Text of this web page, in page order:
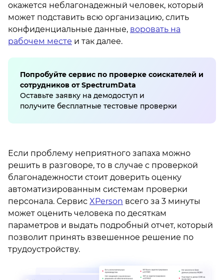
окажется неблагонадежный человек, который
может подставить всю организацию, слить
конфиденциальные данные, воровать на
рабочем месте и так далее.
Попробуйте сервис по проверке соискателей и
сотрудников от SpectrumData
Оставьте заявку на демодоступ и
получите бесплатные тестовые проверки
Если проблему неприятного запаха можно
решить в разговоре, то в случае с проверкой
благонадежности стоит доверить оценку
автоматизированным системам проверки
персонала. Сервис XPerson всего за 3 минуты
может оценить человека по десяткам
параметров и выдать подробный отчет, который
позволит принять взвешенное решение по
трудоустройству.